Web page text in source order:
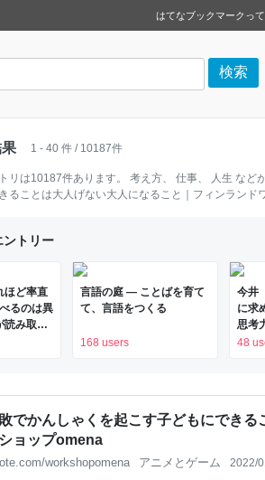
はてなブックマークって
1 - 40 件 / 10187件
リは10187件あります。 考え方 仕事 人生 など
ることは大人げない大人になること｜フィンランド
ントリー
ほど率直
るのは異
読み取っ
言の真意
言語の庭 — ことばを育て
て、言語をつくる
168 users
今井
に求
思考
48
でかんしゃくを起こす子どもにでき
ョップomena
workshopomena アニメとゲーム 2022/